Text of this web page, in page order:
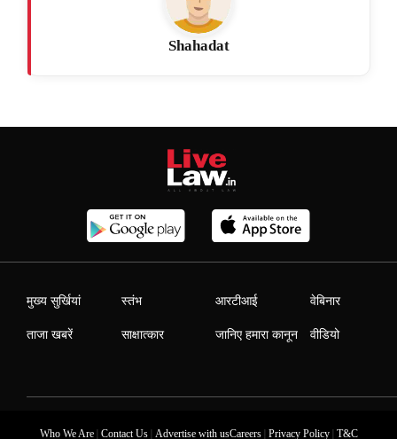
Shahadat
मुख्य सुर्खियां
ताजा खबरें
स्तंभ
साक्षात्कार
आरटीआई
जानिए हमारा कानून
वेबिनार
वीडियो
Who We Are| Contact Us| Advertise with usCareers| Privacy Policy| T&C